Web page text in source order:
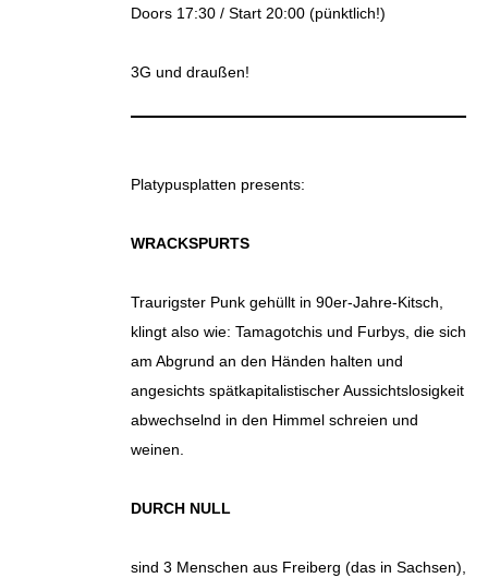
Doors 17:30 / Start 20:00 (pünktlich!)
3G und draußen!
Platypusplatten presents:
WRACKSPURTS
Traurigster Punk gehüllt in 90er-Jahre-Kitsch,
klingt also wie: Tamagotchis und Furbys, die sich
am Abgrund an den Händen halten und
angesichts spätkapitalistischer Aussichtslosigkeit
abwechselnd in den Himmel schreien und
weinen.
DURCH NULL
sind 3 Menschen aus Freiberg (das in Sachsen),